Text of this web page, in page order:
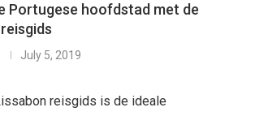
Portugese hoofdstad met de
July 5, 2019
reisgids is de ideale